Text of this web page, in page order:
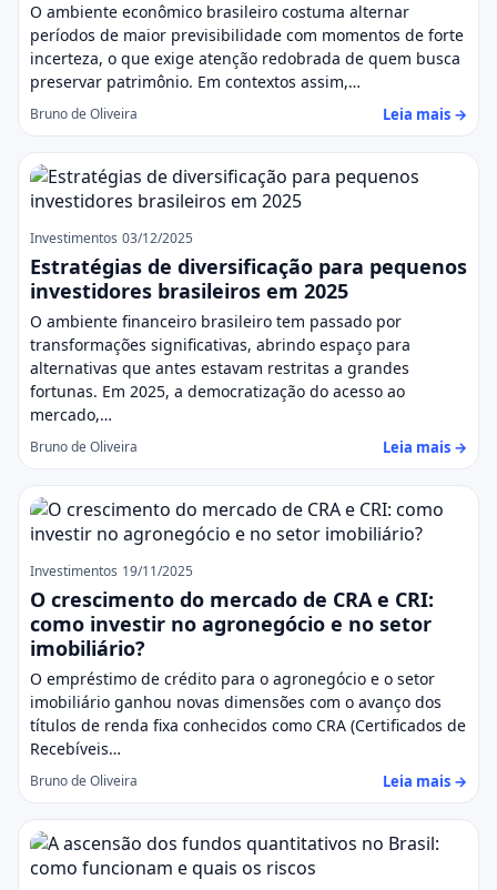
O ambiente econômico brasileiro costuma alternar
períodos de maior previsibilidade com momentos de forte
incerteza, o que exige atenção redobrada de quem busca
preservar patrimônio. Em contextos assim,…
Bruno de Oliveira Leia mais →
Investimentos 03/12/2025
Estratégias de diversificação para pequenos
investidores brasileiros em 2025
O ambiente financeiro brasileiro tem passado por
transformações significativas, abrindo espaço para
alternativas que antes estavam restritas a grandes
fortunas. Em 2025, a democratização do acesso ao
mercado,…
Bruno de Oliveira Leia mais →
Investimentos 19/11/2025
O crescimento do mercado de CRA e CRI:
como investir no agronegócio e no setor
imobiliário?
O empréstimo de crédito para o agronegócio e o setor
imobiliário ganhou novas dimensões com o avanço dos
títulos de renda fixa conhecidos como CRA (Certificados de
Recebíveis…
Bruno de Oliveira Leia mais →